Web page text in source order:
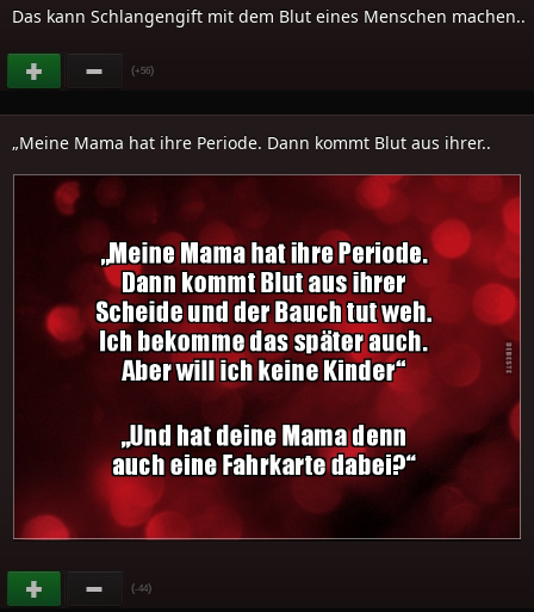
Das kann Schlangengift mit dem Blut eines Menschen machen..
(+56)
„Meine Mama hat ihre Periode. Dann kommt Blut aus ihrer..
(-44)